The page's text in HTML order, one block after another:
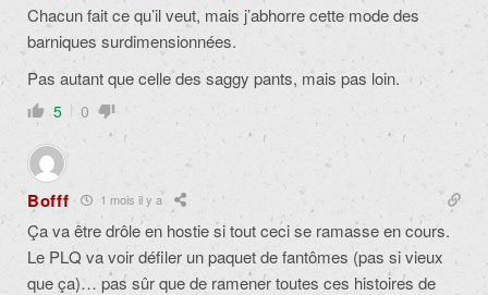
Chacun fait ce qu’il veut, mais j’abhorre cette mode des
barniques surdimensionnées.
Pas autant que celle des saggy pants, mais pas loin.
5 0
Bofff 1 mois il y a
Ça va être drôle en hostie si tout ceci se ramasse en cours.
Le PLQ va voir défiler un paquet de fantômes (pas si vieux
que ça)… pas sûr que de ramener toutes ces histoires de